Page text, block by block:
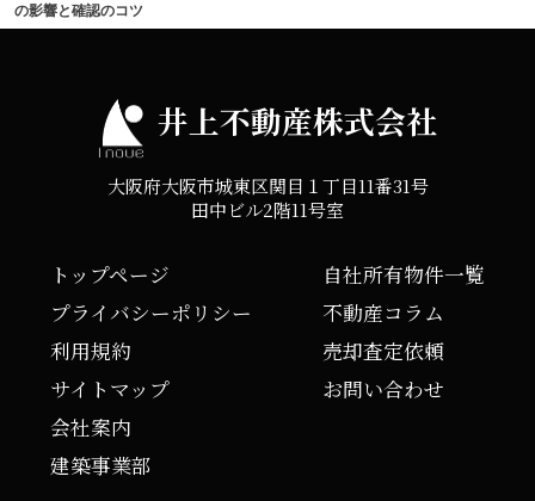
の影響と確認のコツ
井上不動産株式会社
大阪府大阪市城東区関目１丁目11番31号
田中ビル2階11号室
トップページ
プライバシーポリシー
利用規約
サイトマップ
会社案内
建築事業部
自社所有物件一覧
不動産コラム
売却査定依頼
お問い合わせ